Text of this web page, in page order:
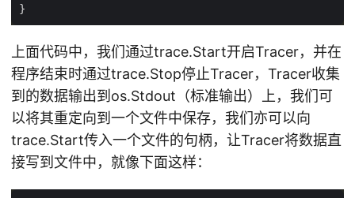
上面代码中，我们通过trace.Start开启Tracer，并在
程序结束时通过trace.Stop停止Tracer，Tracer收集
到的数据输出到os.Stdout（标准输出）上，我们可
以将其重定向到一个文件中保存，我们亦可以向
trace.Start传入一个文件的句柄，让Tracer将数据直
接写到文件中，就像下面这样：